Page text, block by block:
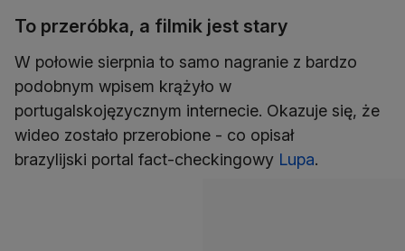
To przeróbka, a filmik jest stary
W połowie sierpnia to samo nagranie z bardzo
podobnym wpisem krążyło w
portugalskojęzycznym internecie. Okazuje się, że
wideo zostało przerobione - co opisał
brazylijski portal fact-checkingowy Lupa.